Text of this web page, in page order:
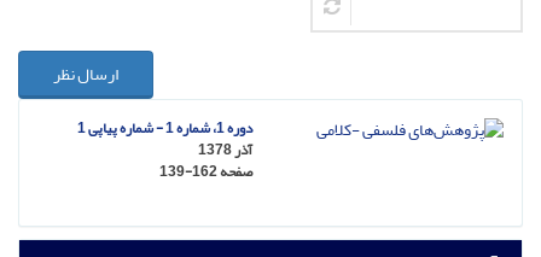
ارسال نظر
دوره 1، شماره 1 - شماره پیاپی 1
آذر 1378
صفحه139-162